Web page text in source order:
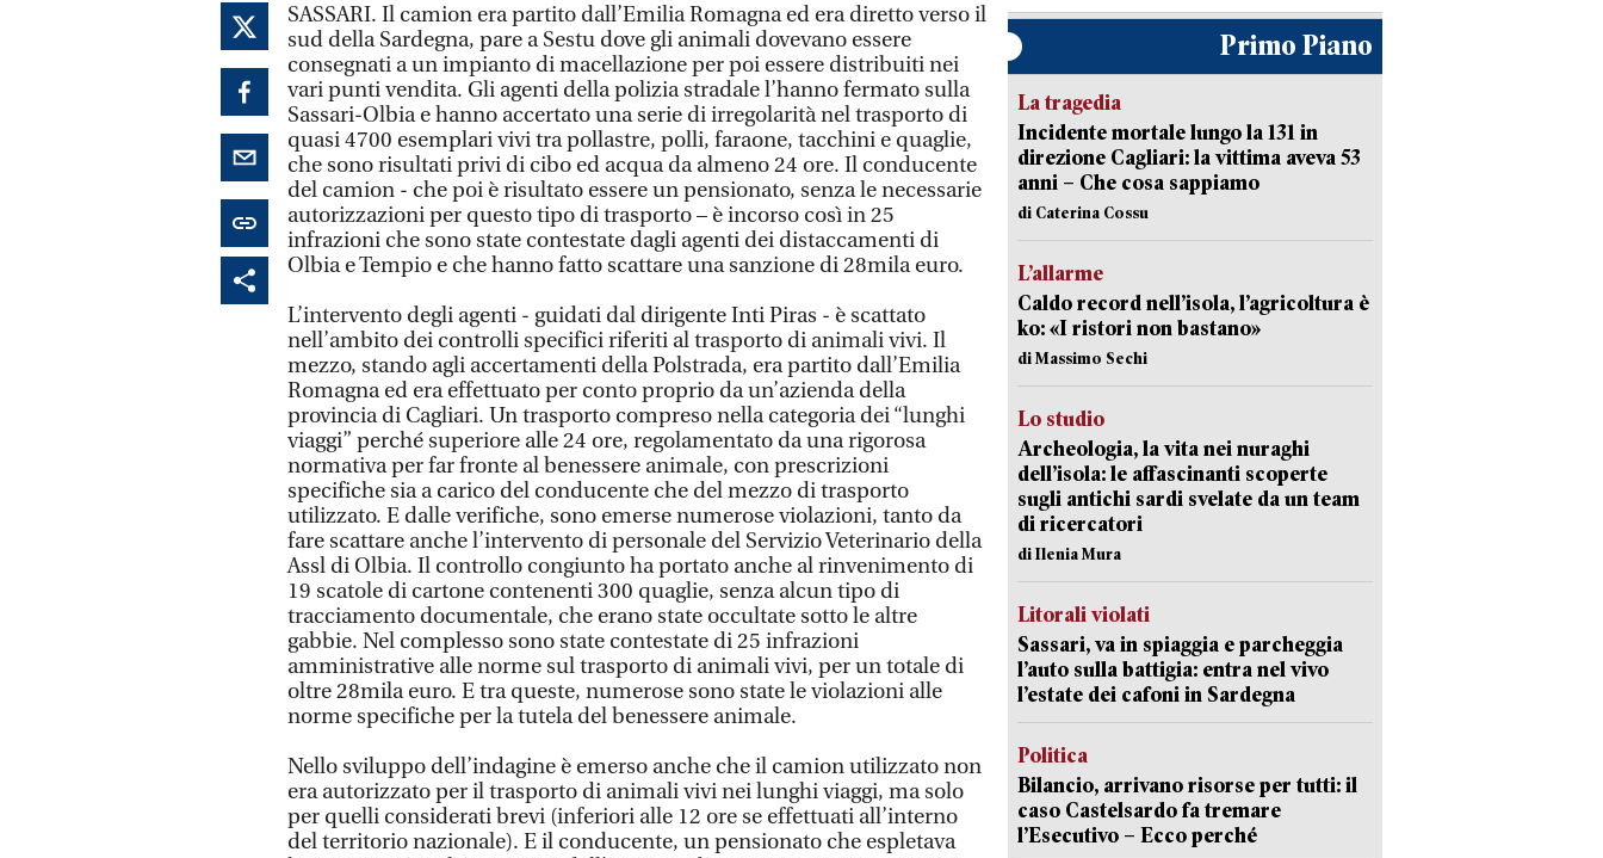
SASSARI. Il camion era partito dall’Emilia Romagna ed era diretto verso il
sud della Sardegna, pare a Sestu dove gli animali dovevano essere
consegnati a un impianto di macellazione per poi essere distribuiti nei
vari punti vendita. Gli agenti della polizia stradale l’hanno fermato sulla
Sassari-Olbia e hanno accertato una serie di irregolarità nel trasporto di
quasi 4700 esemplari vivi tra pollastre, polli, faraone, tacchini e quaglie,
che sono risultati privi di cibo ed acqua da almeno 24 ore. Il conducente
del camion - che poi è risultato essere un pensionato, senza le necessarie
autorizzazioni per questo tipo di trasporto – è incorso così in 25
infrazioni che sono state contestate dagli agenti dei distaccamenti di
Olbia e Tempio e che hanno fatto scattare una sanzione di 28mila euro.
L’intervento degli agenti - guidati dal dirigente Inti Piras - è scattato
nell’ambito dei controlli specifici riferiti al trasporto di animali vivi. Il
mezzo, stando agli accertamenti della Polstrada, era partito dall’Emilia
Romagna ed era effettuato per conto proprio da un’azienda della
provincia di Cagliari. Un trasporto compreso nella categoria dei “lunghi
viaggi” perché superiore alle 24 ore, regolamentato da una rigorosa
normativa per far fronte al benessere animale, con prescrizioni
specifiche sia a carico del conducente che del mezzo di trasporto
utilizzato. E dalle verifiche, sono emerse numerose violazioni, tanto da
fare scattare anche l’intervento di personale del Servizio Veterinario della
Assl di Olbia. Il controllo congiunto ha portato anche al rinvenimento di
19 scatole di cartone contenenti 300 quaglie, senza alcun tipo di
tracciamento documentale, che erano state occultate sotto le altre
gabbie. Nel complesso sono state contestate di 25 infrazioni
amministrative alle norme sul trasporto di animali vivi, per un totale di
oltre 28mila euro. E tra queste, numerose sono state le violazioni alle
norme specifiche per la tutela del benessere animale.
Nello sviluppo dell’indagine è emerso anche che il camion utilizzato non
era autorizzato per il trasporto di animali vivi nei lunghi viaggi, ma solo
per quelli considerati brevi (inferiori alle 12 ore se effettuati all’interno
del territorio nazionale). E il conducente, un pensionato che espletava
Primo Piano
La tragedia
Incidente mortale lungo la 131 in
direzione Cagliari: la vittima aveva 53
anni – Che cosa sappiamo
di Caterina Cossu
L’allarme
Caldo record nell’isola, l’agricoltura è
ko: «I ristori non bastano»
di Massimo Sechi
Lo studio
Archeologia, la vita nei nuraghi
dell’isola: le affascinanti scoperte
sugli antichi sardi svelate da un team
di ricercatori
di Ilenia Mura
Litorali violati
Sassari, va in spiaggia e parcheggia
l’auto sulla battigia: entra nel vivo
l’estate dei cafoni in Sardegna
Politica
Bilancio, arrivano risorse per tutti: il
caso Castelsardo fa tremare
l’Esecutivo – Ecco perché